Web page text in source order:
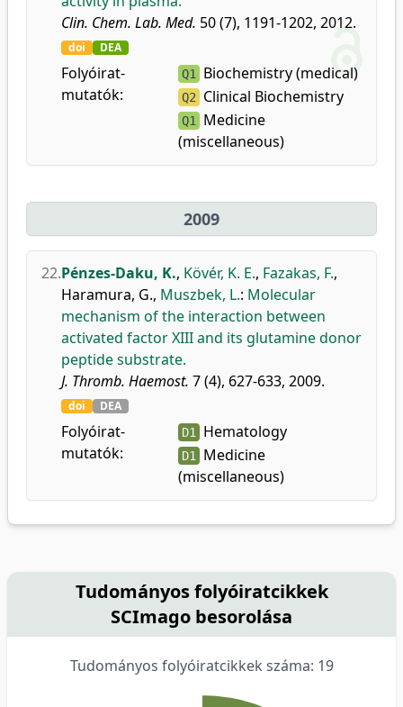
Clin. Chem. Lab. Med. 50 (7), 1191-1202, 2012.
doi DEA
Folyóirat-
mutatók:
Q1 Biochemistry (medical)
Q2 Clinical Biochemistry
Q1
Medicine
(miscellaneous)
2009
22.Pénzes-Daku, K., Kövér, K. E., Fazakas, F.,
Haramura, G., Muszbek, L.: Molecular
mechanism of the interaction between
activated factor XIII and its glutamine donor
peptide substrate.
J. Thromb. Haemost. 7 (4), 627-633, 2009.
doi DEA
Folyóirat-
mutatók:
D1 Hematology
D1
Medicine
(miscellaneous)
Tudományos folyóiratcikkek
SCImago besorolása
Tudományos folyóiratcikkek száma: 19